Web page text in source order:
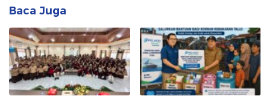
Baca Juga